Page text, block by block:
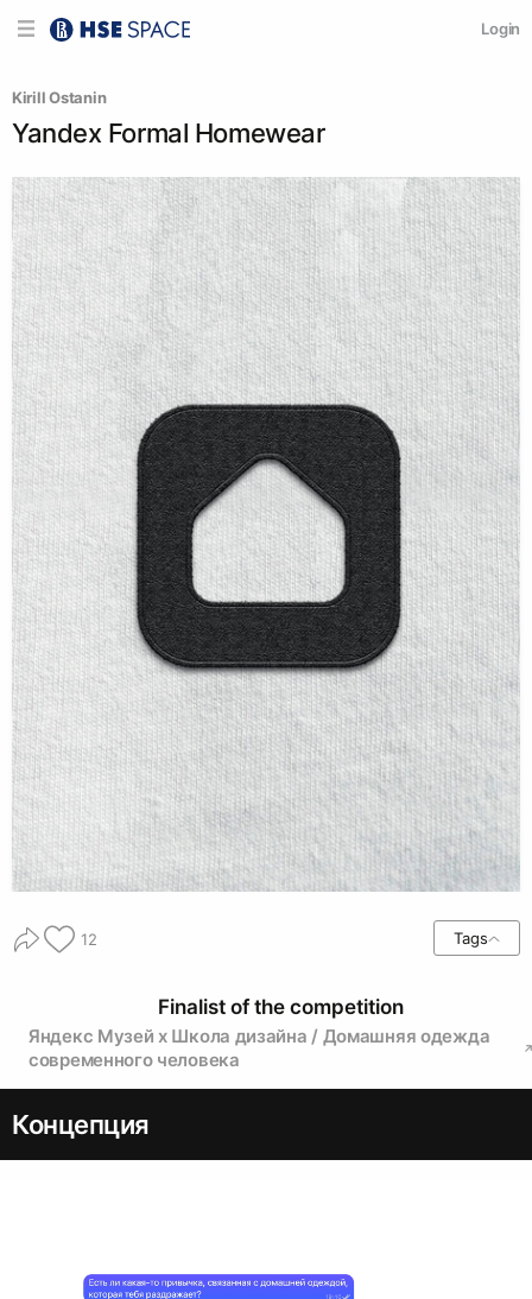
Login
Kirill Ostanin
Yandex Formal Homewear
12 Tags
Finalist of the competition
Яндекс Музей х Школа дизайна / Домашняя одежда
современного человека
Концепция